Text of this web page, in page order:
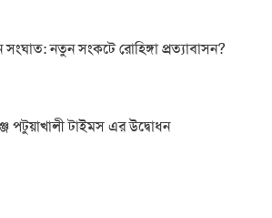
সংঘাত: নতুন সংকটে রোহিঙ্গা প্রত্যাবাসন?
পটুয়াখালী টাইমস এর উদ্বোধন